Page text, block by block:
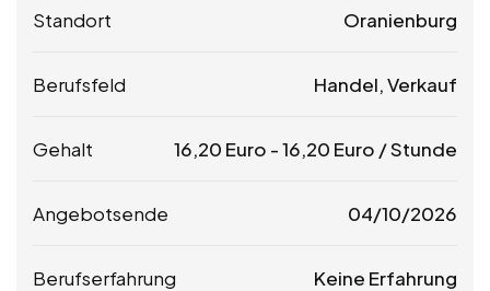
Standort Oranienburg
Berufsfeld Handel, Verkauf
Gehalt 16,20 Euro -16,20 Euro / Stunde
Angebotsende 04/10/2026
Berufserfahrung Keine Erfahrung